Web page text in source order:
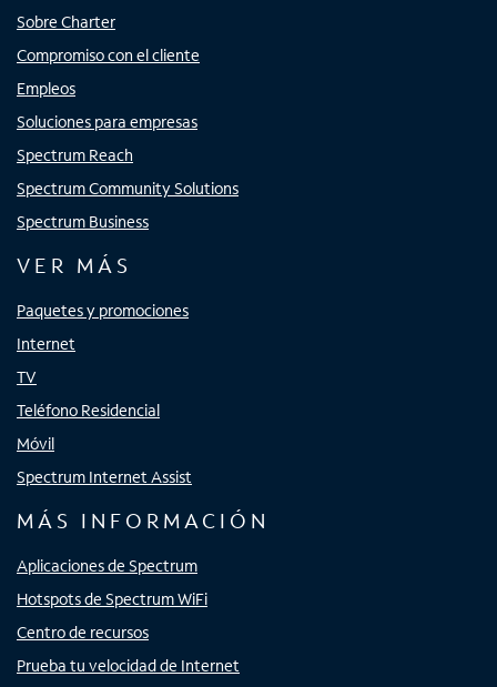
Sobre Charter
Compromiso con el cliente
Empleos
Soluciones para empresas
Spectrum Reach
Spectrum Community Solutions
Spectrum Business
VER MÁS
Paquetes y promociones
Internet
TV
Teléfono Residencial
Móvil
Spectrum Internet Assist
MÁS INFORMACIÓN
Aplicaciones de Spectrum
Hotspots de Spectrum WiFi
Centro de recursos
Prueba tu velocidad de Internet